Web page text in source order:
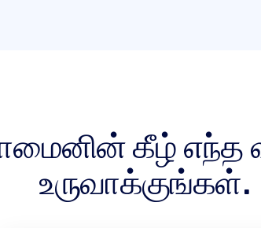
கீழ்
உருவாக்குங்கள்.